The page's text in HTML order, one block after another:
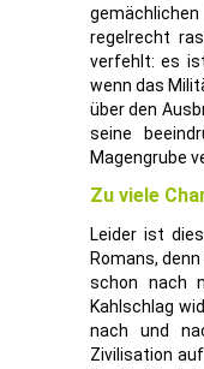
regelrecht
verfehlt: es
wenn das
über den
seine
Magengrube
Zu viele
Leider ist
Romans,
schon nach
Kahlschlag
nach und
Zivilisation